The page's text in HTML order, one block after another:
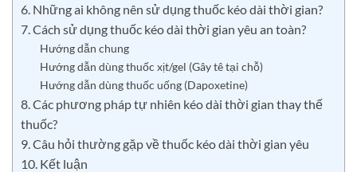
6. Những ai không nên sử dụng thuốc kéo dài thời gian?
7. Cách sử dụng thuốc kéo dài thời gian yêu an toàn?
Hướng dẫn chung
Hướng dẫn dùng thuốc xịt/gel (Gây tê tại chỗ)
Hướng dẫn dùng thuốc uống (Dapoxetine)
8. Các phương pháp tự nhiên kéo dài thời gian thay thế
thuốc?
9. Câu hỏi thường gặp về thuốc kéo dài thời gian yêu
10. Kết luận